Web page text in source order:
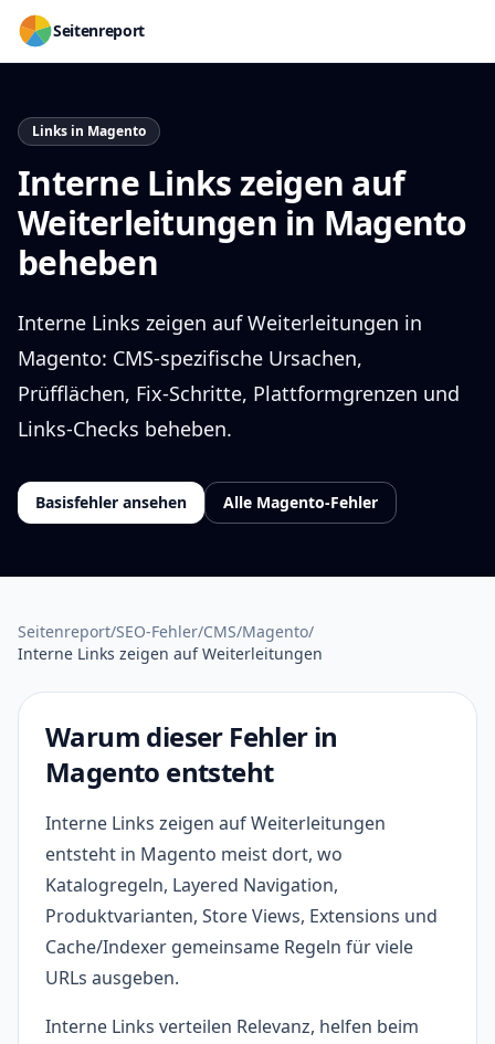
Seitenreport
Links in Magento
Interne Links zeigen auf
Weiterleitungen in Magento
beheben
Interne Links zeigen auf Weiterleitungen in
Magento: CMS-spezifische Ursachen,
Prüfflächen, Fix-Schritte, Plattformgrenzen und
Links-Checks beheben.
Basisfehler ansehen Alle Magento-Fehler
Seitenreport/SEO-Fehler/CMS/Magento/
Interne Links zeigen auf Weiterleitungen
Warum dieser Fehler in
Magento entsteht
Interne Links zeigen auf Weiterleitungen
entsteht in Magento meist dort, wo
Katalogregeln, Layered Navigation,
Produktvarianten, Store Views, Extensions und
Cache/Indexer gemeinsame Regeln für viele
URLs ausgeben.
Interne Links verteilen Relevanz, helfen beim